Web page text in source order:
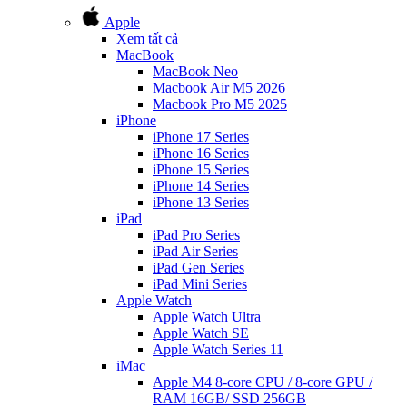
Apple
Xem tất cả
MacBook
MacBook Neo
Macbook Air M5 2026
Macbook Pro M5 2025
iPhone
iPhone 17 Series
iPhone 16 Series
iPhone 15 Series
iPhone 14 Series
iPhone 13 Series
iPad
iPad Pro Series
iPad Air Series
iPad Gen Series
iPad Mini Series
Apple Watch
Apple Watch Ultra
Apple Watch SE
Apple Watch Series 11
iMac
Apple M4 8-core CPU / 8-core GPU /
RAM 16GB/ SSD 256GB